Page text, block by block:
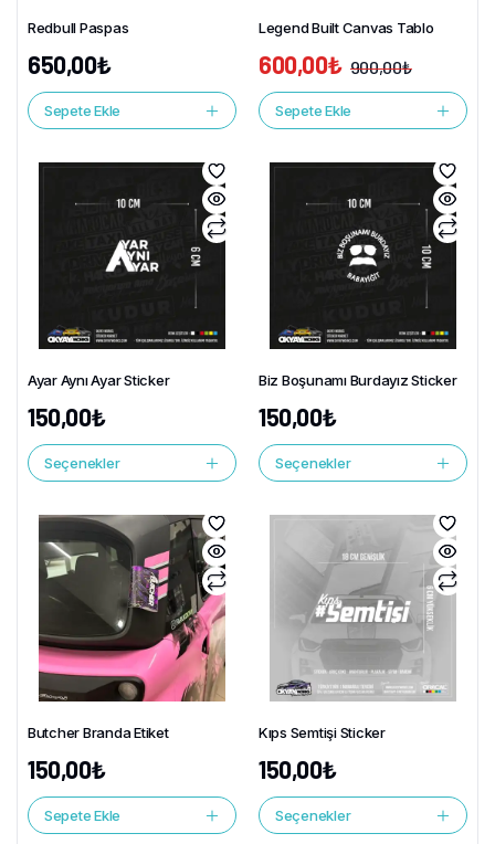
Redbull Paspas
650,00₺
Sepete Ekle
Legend Built Canvas Tablo
900,00₺
600,00₺
Sepete Ekle
Ayar Aynı Ayar Sticker
150,00₺
Seçenekler
Biz Boşunamı Burdayız Sticker
150,00₺
Seçenekler
Butcher Branda Etiket
150,00₺
Sepete Ekle
Kıps Semtişi Sticker
150,00₺
Seçenekler